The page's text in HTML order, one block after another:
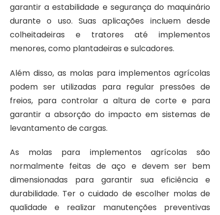
garantir a estabilidade e segurança do maquinário
durante o uso. Suas aplicações incluem desde
colheitadeiras e tratores até implementos
menores, como plantadeiras e sulcadores.
Além disso, as molas para implementos agrícolas
podem ser utilizadas para regular pressões de
freios, para controlar a altura de corte e para
garantir a absorção do impacto em sistemas de
levantamento de cargas.
As molas para implementos agrícolas são
normalmente feitas de aço e devem ser bem
dimensionadas para garantir sua eficiência e
durabilidade. Ter o cuidado de escolher molas de
qualidade e realizar manutenções preventivas